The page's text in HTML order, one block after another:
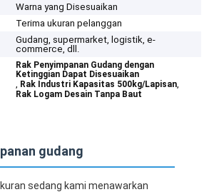
Warna yang Disesuaikan
Terima ukuran pelanggan
Gudang, supermarket, logistik, e-
commerce, dll.
Rak Penyimpanan Gudang dengan
Ketinggian Dapat Disesuaikan
, Rak Industri Kapasitas 500kg/Lapisan,
Rak Logam Desain Tanpa Baut
gudang
sedang kami menawarkan